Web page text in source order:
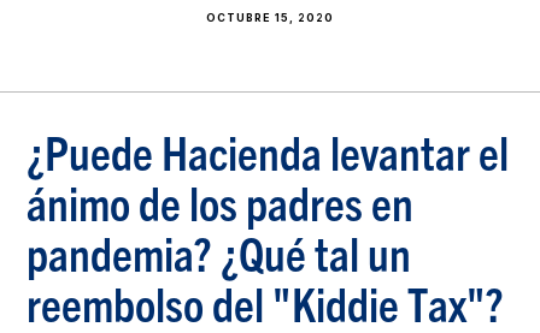
OCTUBRE 15, 2020
¿Puede Hacienda levantar el
ánimo de los padres en
pandemia? ¿Qué tal un
reembolso del "Kiddie Tax"?